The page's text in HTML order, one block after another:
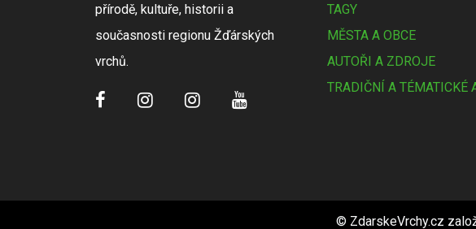
přírodě, kultuře, historii a
současnosti regionu Žďárských
vrchů.
TAGY
MĚSTA A OBCE
AUTOŘI A ZDROJE
TRADIČNÍ A TÉMATICKÉ
© ZdarskeVrchy.cz